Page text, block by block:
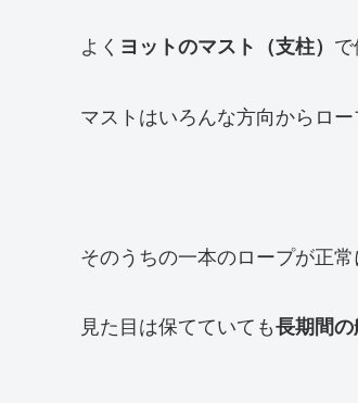
よく ヨットのマスト（支柱）
マストはいろんな方向からロ
そのうちの一本のロープが正
見た目は保てていても長期間